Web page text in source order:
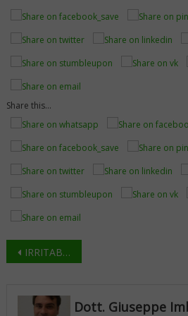
Share this...
Navigazione
IRRITABILITÀ, INSONNIA, ANSIA
Dott. Giuseppe